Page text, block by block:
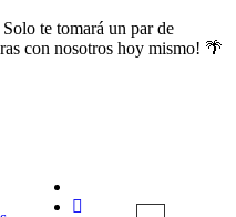
te tomará un par de
con nosotros hoy mismo! 🌴